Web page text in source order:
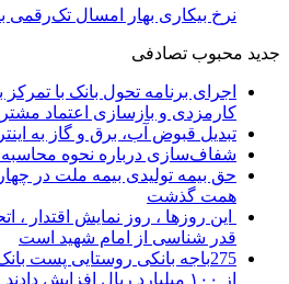
نرخ بیکاری بهار امسال تک‌رقمی
جدید محبوب تصادفی
اجرای برنامه تحول بانک با تمرکز
کارمزدی و بازسازی اعتماد
تبدیل قبوض آب، برق و گاز به
شفاف‌سازی درباره نحوه محاسبه
همت گذشت
این روزها ، روز نمایش اقتدار
قدر شناسی از امام شهید است
275باجه بانکی روستایی پست
از ۱۰۰ میلیارد ریال افزایش دادند